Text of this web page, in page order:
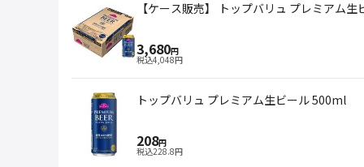
【ケース販売】 トップバリュ プレミアム
3,680円
税込4,048円
トップバリュ プレミアム生ビール 500ml
208円
税込228.8円